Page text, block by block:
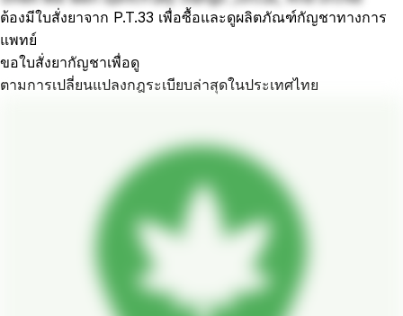
ต้องมีใบสั่งยาจาก P.T.33 เพื่อซื้อและดูผลิตภัณฑ์กัญชาทางการ
แพทย์
ขอใบสั่งยากัญชาเพื่อดู
ตามการเปลี่ยนแปลงกฎระเบียบล่าสุดในประเทศไทย